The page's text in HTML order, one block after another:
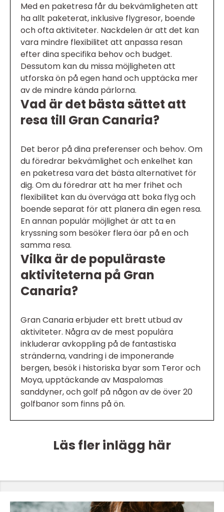
Med en paketresa får du bekvämligheten att
ha allt paketerat, inklusive flygresor, boende
och ofta aktiviteter. Nackdelen är att det kan
vara mindre flexibilitet att anpassa resan
efter dina specifika behov och budget.
Dessutom kan du missa möjligheten att
utforska ön på egen hand och upptäcka mer
av de mindre kända pärlorna.
Vad är det bästa sättet att
resa till Gran Canaria?
Det beror på dina preferenser och behov. Om
du föredrar bekvämlighet och enkelhet kan
en paketresa vara det bästa alternativet för
dig. Om du föredrar att ha mer frihet och
flexibilitet kan du överväga att boka flyg och
boende separat för att planera din egen resa.
En annan populär möjlighet är att ta en
kryssning som besöker flera öar på en och
samma resa.
Vilka är de populäraste
aktiviteterna på Gran
Canaria?
Gran Canaria erbjuder ett brett utbud av
aktiviteter. Några av de mest populära
inkluderar avkoppling på de fantastiska
stränderna, vandring i de imponerande
bergen, besök i historiska byar som Teror och
Moya, upptäckande av Maspalomas
sanddyner, och golf på någon av de över 20
golfbanor som finns på ön.
Läs fler inlägg här